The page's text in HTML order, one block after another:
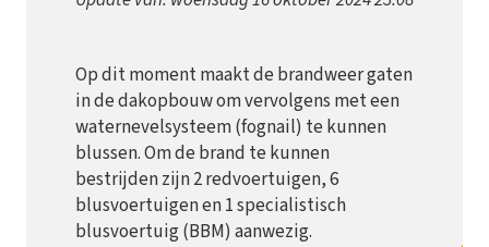
Op dit moment maakt de brandweer gaten
in de dakopbouw om vervolgens met een
waternevelsysteem (fognail) te kunnen
blussen. Om de brand te kunnen
bestrijden zijn 2 redvoertuigen, 6
blusvoertuigen en 1 specialistisch
blusvoertuig (BBM) aanwezig.